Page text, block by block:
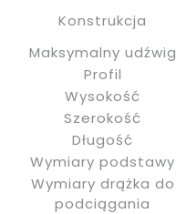
Konstrukcja
Maksymalny udźwig
Profil
Wysokość
Szerokość
Długość
Wymiary podstawy
Wymiary drążka do
podciągania